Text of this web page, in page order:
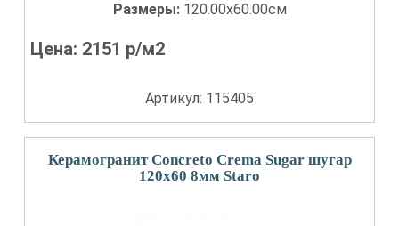
Размеры: 120.00x60.00см
Цена: 2151 р/м2
Артикул: 115405
Керамогранит Concreto Crema Sugar шугар
120x60 8мм Staro